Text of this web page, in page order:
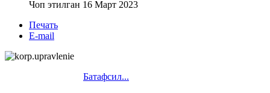
Чоп этилган 16 Март 2023
Печать
E-mail
Батафсил...